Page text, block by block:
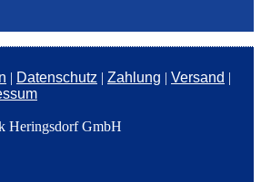
| Datenschutz | Zahlung | Versand |
Heringsdorf GmbH